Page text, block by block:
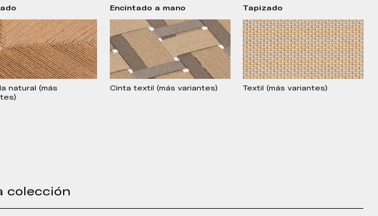
natural (más
Encintado a mano
Cinta textil (más variantes)
Tapizado
Textil (más variantes)
colección